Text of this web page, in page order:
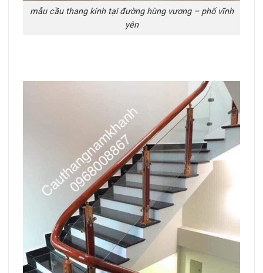
mẫu cầu thang kính tại đường hùng vương – phố vĩnh
yên